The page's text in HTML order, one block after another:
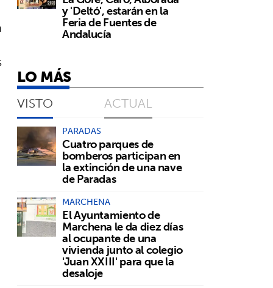
y 'Deltó', estarán en la
Feria de Fuentes de
Andalucía
LO MÁS
VISTO ACTUAL
PARADAS
Cuatro parques de
bomberos participan en
la extinción de una nave
de Paradas
MARCHENA
El Ayuntamiento de
Marchena le da diez días
al ocupante de una
vivienda junto al colegio
'Juan XXIII' para que la
desaloje